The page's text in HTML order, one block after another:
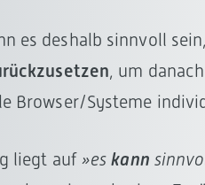
es deshalb sinnvoll
, um
Browser/Systeme
liegt auf »eskann